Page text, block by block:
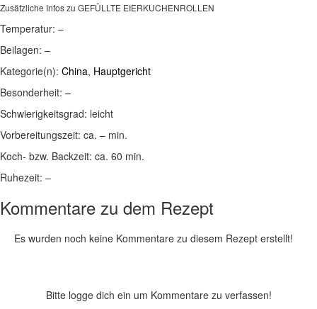
Zusätzliche Infos zu GEFÜLLTE EIERKUCHENROLLEN
Temperatur: –
Beilagen: –
Kategorie(n): China, Hauptgericht
Besonderheit: –
Schwierigkeitsgrad: leicht
Vorbereitungszeit: ca. – min.
Koch- bzw. Backzeit: ca. 60 min.
Ruhezeit: –
Kommentare zu dem Rezept
Es wurden noch keine Kommentare zu diesem Rezept erstellt!
Bitte logge dich ein um Kommentare zu verfassen!